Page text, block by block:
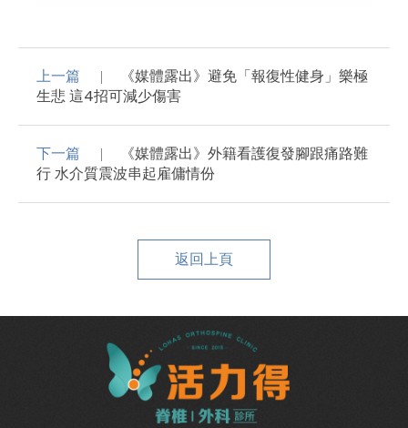
上一篇
《媒體露出》避免「報復性健身」樂極
生悲 這4招可減少傷害
下一篇
《媒體露出》外籍看護復發腳跟痛路難
行 水介質震波串起雇傭情份
返回上頁